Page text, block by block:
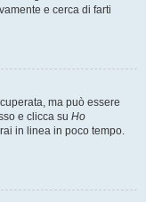
e cerca di farti
ma può essere
e clicca su Ho
in linea in poco tempo.